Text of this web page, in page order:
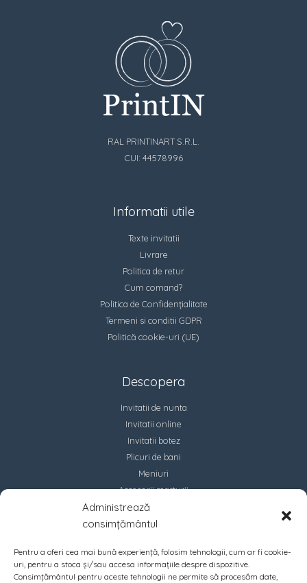
Administrează
consimțământul
Pentru a oferi cea mai bună experiență, folosim tehnologii, cum ar fi cookie-
uri, pentru a stoca și/sau accesa informațiile despre dispozitive.
Consimțământul pentru aceste tehnologii ne permite să procesăm date,
RAL PRINTINART S.R.L.
CUI: 44578996
Informatii utile
Texte invitatii
Livrare
Politica de retur
Cum comand?
Politica de Confidențialitate
Termeni si conditii GDPR
Politică cookie-uri (UE)
Descopera
Invitatii de nunta
Invitatii online
Invitatii botez
Plicuri de bani
Meniuri
Accesorii marturii
Contact